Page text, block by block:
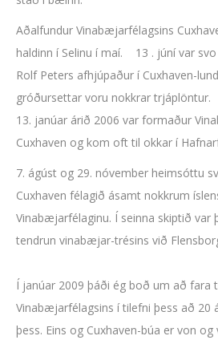
Aðalfundur Vinabæjarfélagsins
haldinn í Selinu í maí. 13 . júní var
Rolf Peters afhjúpaður í Cuxhaven-
gróðursettar voru nokkrar
13. janúar árið 2006 var formaður
Cuxhaven og kom oft til okkar í
7. ágúst og 29. nóvember heimsóttu
Cuxhaven félagið ásamt nokkrum
Vinabæjarfélaginu. Í seinna skiptið var
tendrun vinabæjar-trésins við
Í janúar 2009 þáði ég boð um að fara
Vinabæjarfélagsins í tilefni þess að 20
þess. Eins og Cuxhaven-búa er von